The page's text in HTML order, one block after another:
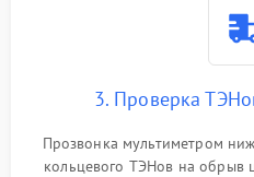
3. Проверка
Прозвонка мультиметром
кольцевого ТЭНов на обрыв